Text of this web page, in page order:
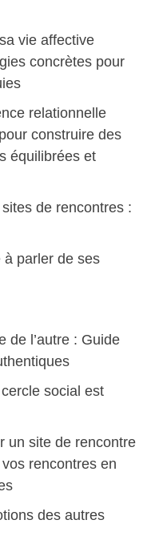
vie affective
concrètes pour
relationnelle
construire des
équilibrées et
de rencontres :
à parler de ses
de l’autre : Guide
social est
un site de rencontre
rencontres en
des autres